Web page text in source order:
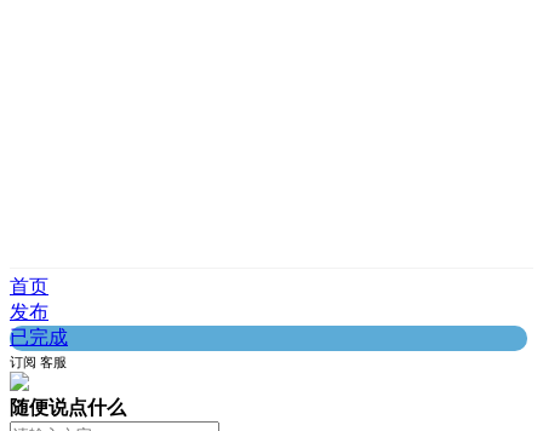
首页
发布
已完成
订阅 客服
随便说点什么